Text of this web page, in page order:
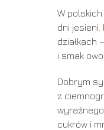
W
dni
działkach
i smak
Dobrym
z
cukrów i